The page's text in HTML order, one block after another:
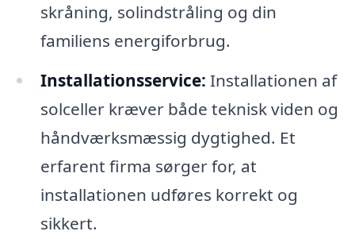
skråning, solindstråling og din
familiens energiforbrug.
Installationsservice: Installationen af
solceller kræver både teknisk viden og
håndværksmæssig dygtighed. Et
erfarent firma sørger for, at
installationen udføres korrekt og
sikkert.